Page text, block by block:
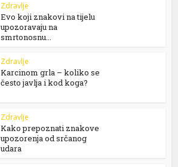
Zdravlje
Evo koji znakovi na tijelu
upozoravaju na
smrtonosnu...
Zdravlje
Karcinom grla – koliko se
često javlja i kod koga?
Zdravlje
Kako prepoznati znakove
upozorenja od srčanog
udara